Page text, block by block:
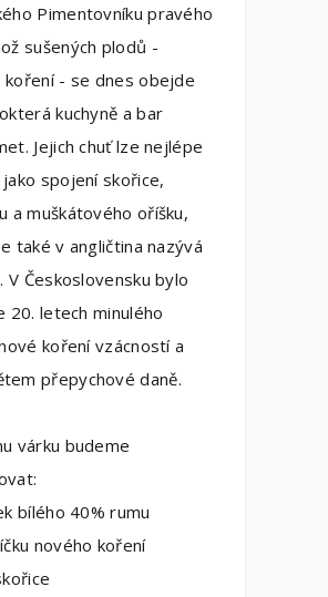
Pimentovníku pravého
sušených plodů -
koření - se dnes obejde
kuchyně a bar
Jejich chuť lze nejlépe
spojení skořice,
a muškátového oříšku,
také v angličtina nazývá
V Československu bylo
20. letech minulého
koření vzácností a
přepychové daně.
várku budeme
bílého 40% rumu
nového koření